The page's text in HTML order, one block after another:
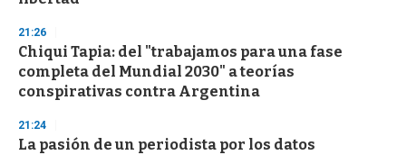
21:26
Chiqui Tapia: del "trabajamos para una fase
completa del Mundial 2030" a teorías
conspirativas contra Argentina
21:24
La pasión de un periodista por los datos